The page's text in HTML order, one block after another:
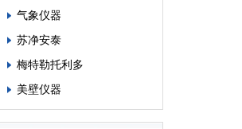
气象仪器
苏净安泰
梅特勒托利多
美壁仪器